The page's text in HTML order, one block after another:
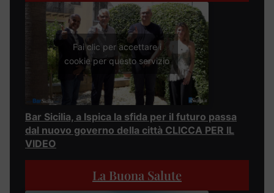
Fai clic per accettare i
cookie per questo servizio
Bar Sicilia, a Ispica la sfida per il futuro passa
dal nuovo governo della città CLICCA PER IL
VIDEO
La Buona Salute